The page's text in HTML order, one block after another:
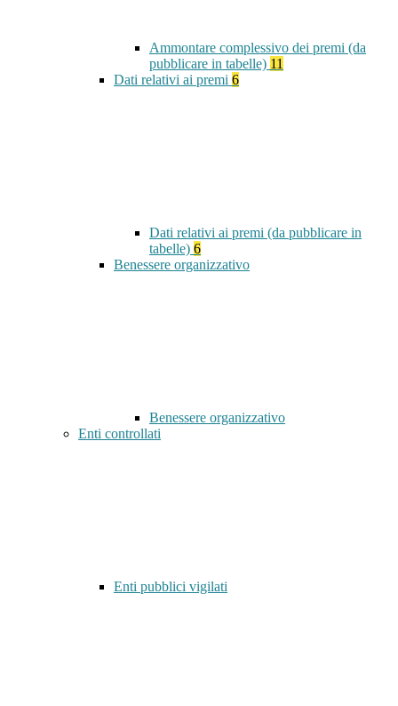
Ammontare complessivo dei premi (da
pubblicare in tabelle) 11
Dati relativi ai premi 6
Dati relativi ai premi (da pubblicare in
tabelle) 6
Benessere organizzativo
Benessere organizzativo
Enti controllati
Enti pubblici vigilati